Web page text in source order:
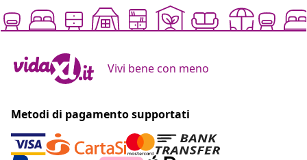
Vivi bene con meno
Metodi di pagamento supportati